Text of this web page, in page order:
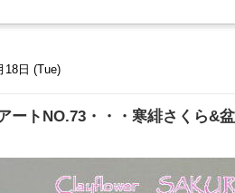
18日 (Tue)
ートNO.73・・・寒緋さくら&